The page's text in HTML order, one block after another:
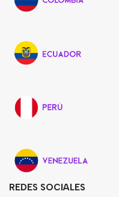
REDES SOCIALES